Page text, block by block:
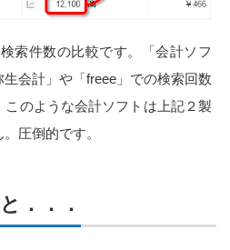
索件数の比較です。「会計ソフ
生会計」や「freee」での検索回数
のような会計ソフトは上記２製
圧倒的です。
．．．